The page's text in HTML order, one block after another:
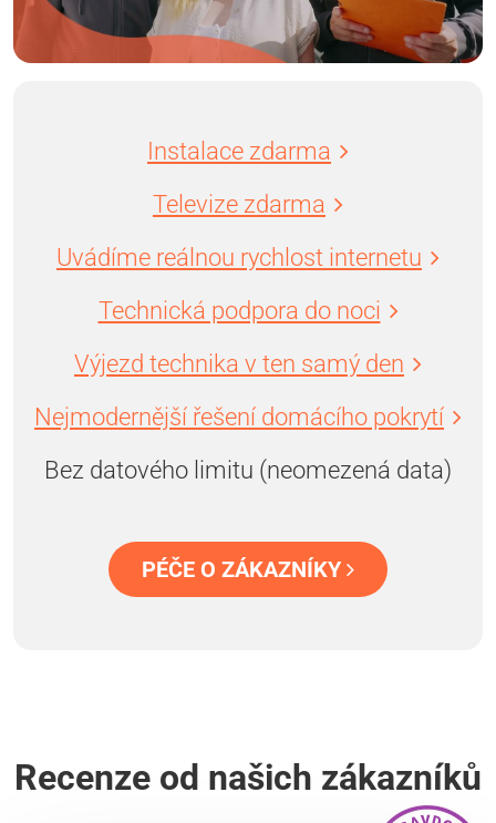
Instalace zdarma
Televize zdarma
Uvádíme reálnou rychlost internetu
Technická podpora do noci
Výjezd technika v ten samý den
Nejmodernější řešení domácího pokrytí
Bez datového limitu (neomezená data)
PÉČE O ZÁKAZNÍKY
Recenze od našich zákazníků